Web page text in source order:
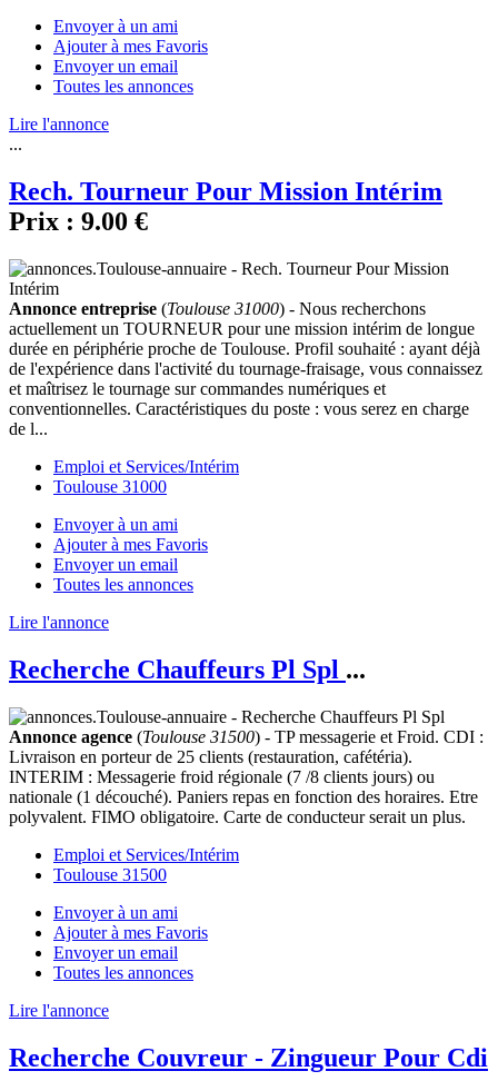
Envoyer à un ami
Ajouter à mes Favoris
Envoyer un email
Toutes les annonces
Lire l'annonce
...
Rech. Tourneur Pour Mission Intérim
Prix : 9.00 €
Annonce entreprise (Toulouse 31000) - Nous recherchons
actuellement un TOURNEUR pour une mission intérim de longue
durée en périphérie proche de Toulouse. Profil souhaité : ayant déjà
de l'expérience dans l'activité du tournage-fraisage, vous connaissez
et maîtrisez le tournage sur commandes numériques et
conventionnelles. Caractéristiques du poste : vous serez en charge
de l...
Emploi et Services/Intérim
Toulouse 31000
Envoyer à un ami
Ajouter à mes Favoris
Envoyer un email
Toutes les annonces
Lire l'annonce
Recherche Chauffeurs Pl Spl ...
Annonce agence (Toulouse 31500) - TP messagerie et Froid. CDI :
Livraison en porteur de 25 clients (restauration, cafétéria).
INTERIM : Messagerie froid régionale (7 /8 clients jours) ou
nationale (1 découché). Paniers repas en fonction des horaires. Etre
polyvalent. FIMO obligatoire. Carte de conducteur serait un plus.
Emploi et Services/Intérim
Toulouse 31500
Envoyer à un ami
Ajouter à mes Favoris
Envoyer un email
Toutes les annonces
Lire l'annonce
Recherche Couvreur - Zingueur Pour Cdi